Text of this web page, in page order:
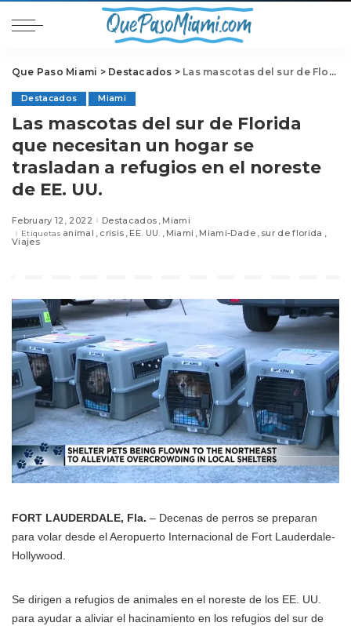
Que Paso Miami > Destacados > Las mascotas del sur de Florida que necesitan un hogar se trasladan a refugios en el noreste de EE. UU.
Destacados Miami
Las mascotas del sur de Florida
que necesitan un hogar se
trasladan a refugios en el noreste
de EE. UU.
February 12, 2022 Destacados Miami
Etiquetas animal crisis EE. UU. Miami Miami-Dade sur de florida
Viajes
FORT LAUDERDALE, Fla. – Decenas de perros se preparan
para volar desde el Aeropuerto Internacional de Fort Lauderdale-
Hollywood.
Se dirigen a refugios de animales en el noreste de los EE. UU.
para ayudar a aliviar el hacinamiento en los refugios del sur de